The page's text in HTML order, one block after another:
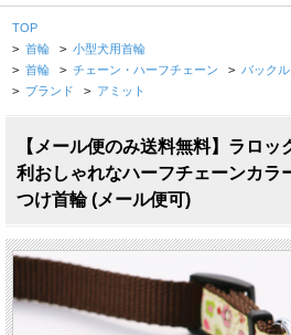
TOP
> 首輪 > 小型犬用首輪
> 首輪 > チェーン・ハーフチェーン > バック
> ブランド > アミット
【メール便のみ送料無料】ラロ
利おしゃれなハーフチェーンカラ
つけ首輪 (メール便可)